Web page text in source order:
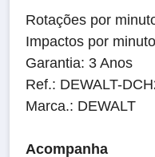
Rotações por
Impactos por
Garantia: 3 Anos
Ref.: DEWALT-
Marca.: DEWALT
Acompanha